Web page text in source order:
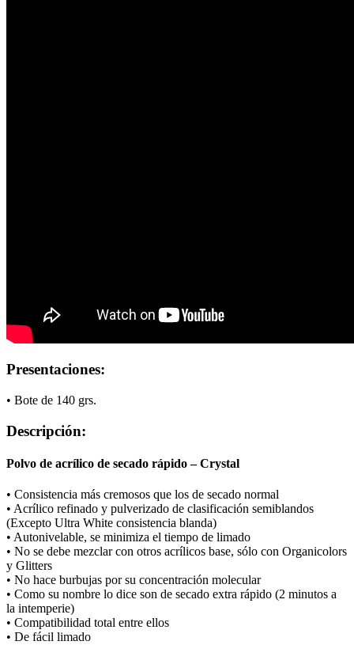
Presentaciones:
• Bote de 140 grs.
Descripción:
Polvo de acrílico de secado rápido – Crystal
• Consistencia más cremosos que los de secado normal
• Acrílico refinado y pulverizado de clasificación semiblandos
(Excepto Ultra White consistencia blanda)
• Autonivelable, se minimiza el tiempo de limado
• No se debe mezclar con otros acrílicos base, sólo con Organicolors
y Glitters
• No hace burbujas por su concentración molecular
• Como su nombre lo dice son de secado extra rápido (2 minutos a
la intemperie)
• Compatibilidad total entre ellos
• De fácil limado